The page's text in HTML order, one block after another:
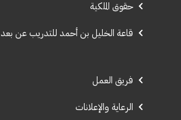
حقوق الملكية
قاعة الخليل بن أحمد للتدريب عن بعد
فريق العمل
الرعاية والإعلانات